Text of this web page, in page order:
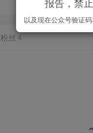
本站禁止18岁以下用户访问
粉丝4
以及现在公众号验证